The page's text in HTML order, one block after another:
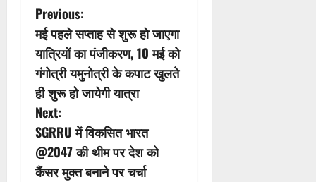
P
o
s
t
n
a
Previous:
मई पहले सप्ताह से शुरू हो जाएगा
यात्रियों का पंजीकरण, 10 मई को
गंगोत्री यमुनोत्री के कपाट खुलते
ही शुरू हो जायेगी यात्रा
Next:
SGRRU में विकसित भारत
@2047 की थीम पर देश को
कैंसर मुक्त बनाने पर चर्चा